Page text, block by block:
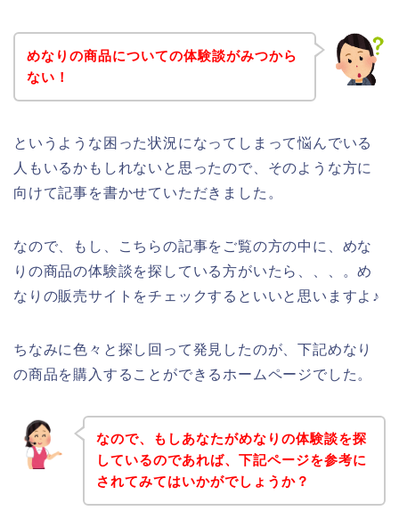
めなりの商品についての体験談がみつから
ない！
というような困った状況になってしまって悩んでいる
人もいるかもしれないと思ったので、そのような方に
向けて記事を書かせていただきました。
なので、もし、こちらの記事をご覧の方の中に、めな
りの商品の体験談を探している方がいたら、、、。め
なりの販売サイトをチェックするといいと思いますよ♪
ちなみに色々と探し回って発見したのが、下記めなり
の商品を購入することができるホームページでした。
なので、もしあなたがめなりの体験談を探
しているのであれば、下記ページを参考に
されてみてはいかがでしょうか？